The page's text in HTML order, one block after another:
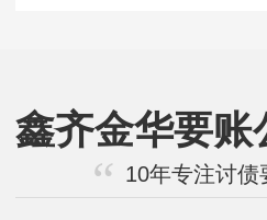
鑫齐金华要账
10年专注讨